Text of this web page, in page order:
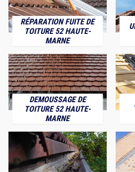
RÉPARATION FUITE DE
TOITURE 52 HAUTE-
MARNE
DEMOUSSAGE DE
TOITURE 52 HAUTE-
MARNE